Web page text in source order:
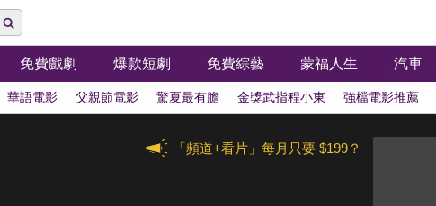
免費戲劇 爆款短劇 免費綜藝 蒙福人生 汽車
華語電影 父親節電影 驚夏最有膽 金獎武指程小東 強檔電影推薦
「頻道+看片」每月只要 $199？